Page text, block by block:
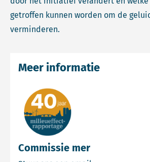
getroffen kunnen worden om de
verminderen.
Commissie mer
Meer informatie